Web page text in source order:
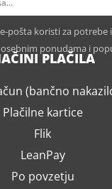
pošta koristi za
ponudama i
PLAČILA
(bančno
Plačilne kartice
Flik
LeanPay
Po povzetju